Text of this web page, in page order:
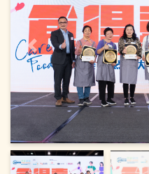
上一页